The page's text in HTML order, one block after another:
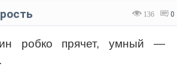
136 0
робко прячет, умный —